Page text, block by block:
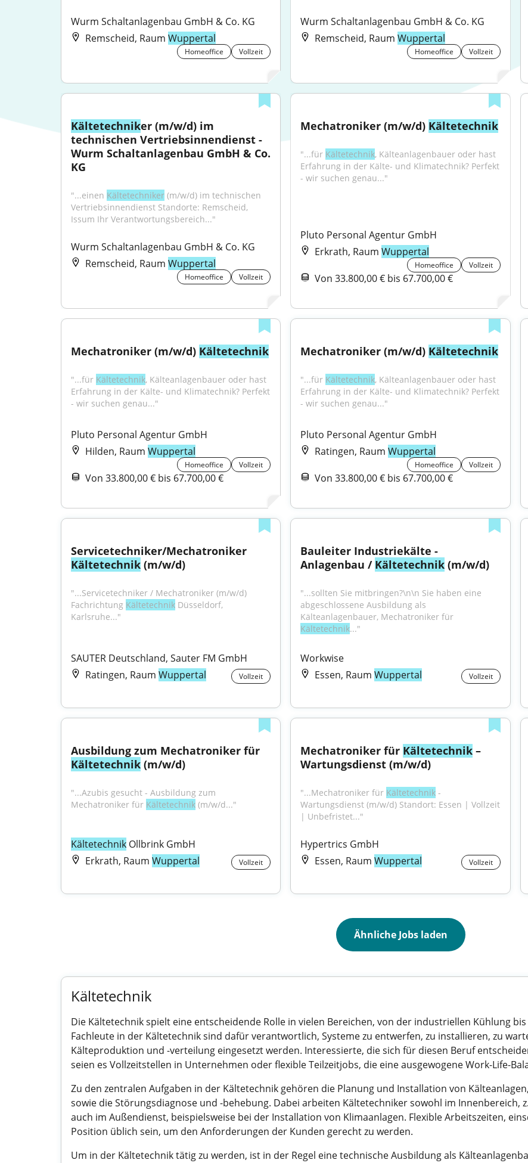
Wurm Schaltanlagenbau GmbH & Co. KG
Remscheid, Raum Wuppertal
Homeoffice Vollzeit
Wurm Schaltanlagenbau GmbH & Co. KG
Remscheid, RaumWuppertal
Homeoffice Vollzeit
Kältetechniker (m/w/d) im
technischen Vertriebsinnendienst -
Wurm Schaltanlagenbau GmbH & Co.
KG
"...einen Kältetechniker (m/w/d) im technischen
Vertriebsinnendienst Standorte: Remscheid,
Issum Ihr Verantwortungsbereich..."
Wurm Schaltanlagenbau GmbH & Co. KG
Remscheid, Raum Wuppertal
Homeoffice Vollzeit
Mechatroniker (m/w/d) Kältetechnik
"...für Kältetechnik, Kälteanlagenbauer oder hast
Erfahrung in der Kälte- und Klimatechnik? Perfekt
- wir suchen genau..."
Pluto Personal Agentur GmbH
Erkrath, RaumWuppertal
Homeoffice Vollzeit
Von 33.800,00 € bis 67.700,00 €
Mechatroniker (m/w/d) Kältetechnik
"...für Kältetechnik, Kälteanlagenbauer oder hast
Erfahrung in der Kälte- und Klimatechnik? Perfekt
- wir suchen genau..."
Pluto Personal Agentur GmbH
Hilden, Raum Wuppertal
Homeoffice Vollzeit
Von 33.800,00 € bis 67.700,00 €
Mechatroniker (m/w/d) Kältetechnik
"...für Kältetechnik, Kälteanlagenbauer oder hast
Erfahrung in der Kälte- und Klimatechnik? Perfekt
- wir suchen genau..."
Pluto Personal Agentur GmbH
Ratingen, RaumWuppertal
Homeoffice Vollzeit
Von 33.800,00 € bis 67.700,00 €
Kältetechnik (m/w/d)
"...Servicetechniker / Mechatroniker (m/w/d)
Fachrichtung Kältetechnik Düsseldorf,
Karlsruhe..."
SAUTER Deutschland, Sauter FM GmbH
Ratingen, Raum Wuppertal Vollzeit
Bauleiter Industriekälte -
Anlagenbau / Kältetechnik (m/w/d)
"...sollten Sie mitbringen?\n\n Sie haben eine
abgeschlossene Ausbildung als
Kältetechnik..."
Workwise
Essen, RaumWuppertal Vollzeit
Kältetechnik (m/w/d)
"...Azubis gesucht - Ausbildung zum
Mechatroniker für Kältetechnik (m/w/d..."
Kältetechnik Ollbrink GmbH
Erkrath, Raum Wuppertal Vollzeit
Mechatroniker für Kältetechnik –
Wartungsdienst (m/w/d)
"...Mechatroniker für Kältetechnik -
Wartungsdienst (m/w/d) Standort: Essen | Vollzeit
| Unbefristet..."
Hypertrics GmbH
Essen, RaumWuppertal Vollzeit
Ähnliche Jobs laden
Kältetechnik
Die Kältetechnik spielt eine entscheidende Rolle in vielen Bereichen, von der industriellen Kühlung
Fachleute in der Kältetechnik sind dafür verantwortlich, Systeme zu entwerfen, zu installieren, zu
Kälteproduktion und -verteilung eingesetzt werden. Interessierte, die sich für diesen Beruf
seien es Vollzeitstellen in Unternehmen oder flexible Teilzeitjobs, die eine ausgewogene Work-Life-
Zu den zentralen Aufgaben in der Kältetechnik gehören die Planung und Installation von
sowie die Störungsdiagnose und -behebung. Dabei arbeiten Kältetechniker sowohl im Innenbereich,
auch im Außendienst, beispielsweise bei der Installation von Klimaanlagen. Flexible Arbeitszeiten,
Position üblich sein, um den Anforderungen der Kunden gerecht zu werden.
Um in der Kältetechnik tätig zu werden, ist in der Regel eine technische Ausbildung als